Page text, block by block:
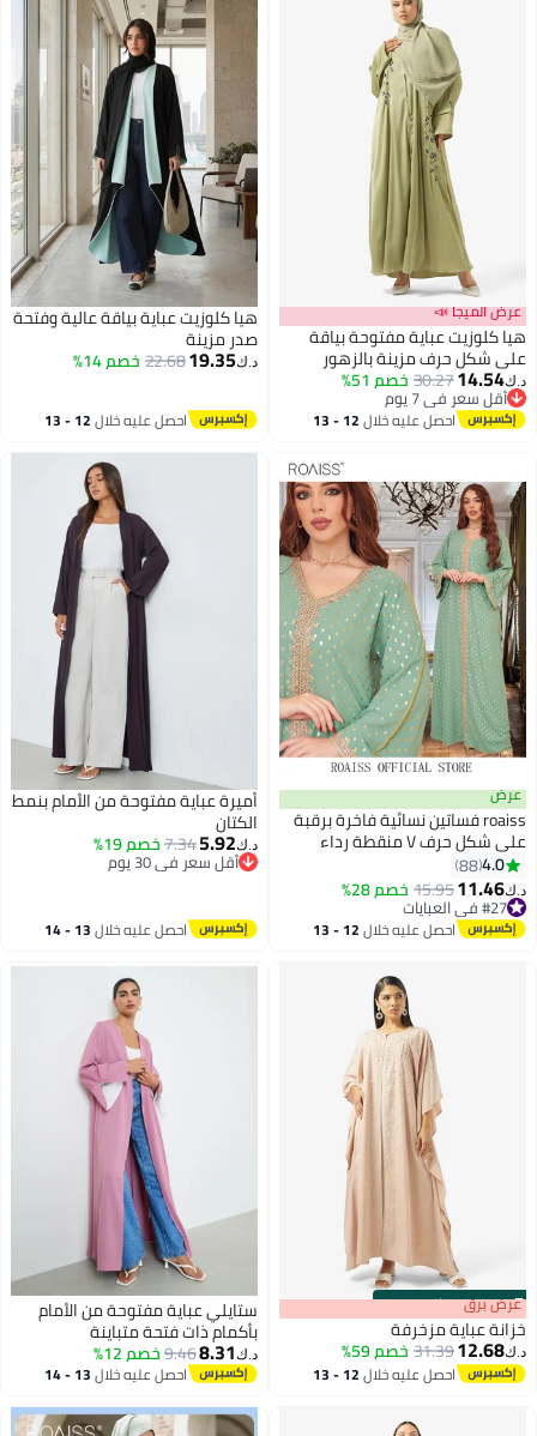
عرض الميجا 📣
هيا كلوزيت عباية مفتوحة بياقة
على شكل حرف مزينة بالزهور
د.ك‏ 14.54
30.27خصم 51%
أقل سعر في 7 يوم
أقل سعر في 7 يوماحصل عليه خلال 12 - 13
هيا كلوزيت عباية بياقة عالية وفتحة
صدر مزينة
د.ك‏ 19.35
22.68خصم 14%
احصل عليه خلال 12 - 13
عرض
roaiss فساتين نسائية فاخرة برقبة
على شكل حرف V منقطة رداء
ماكسي أنماط حصرية عباية عصرية
أنيقة الشرق الأوسط العربية مأدبة
حفل زفاف فستان نسائي ملابس
المهرجانات
4.0
88
د.ك‏ 11.46
15.95خصم 28%
#27 في العبايات
#27 في العبايات احصل عليه خلال 12 - 13
أميرة عباية مفتوحة من الأمام بنمط
الكتان
د.ك‏ 5.92
7.34خصم 19%
أقل سعر في 30 يوم
أقل سعر في 30 يوم
احصل عليه خلال 13 - 14
00m:00s
·باقي 100% عرض برق
خزانة عباية مزخرفة
د.ك‏ 12.68
31.39خصم 59%
احصل عليه خلال 12 - 13
ستايلي عباية مفتوحة من الأمام
بأكمام ذات فتحة متباينة
د.ك‏ 8.31
9.46خصم 12%
احصل عليه خلال 13 - 14